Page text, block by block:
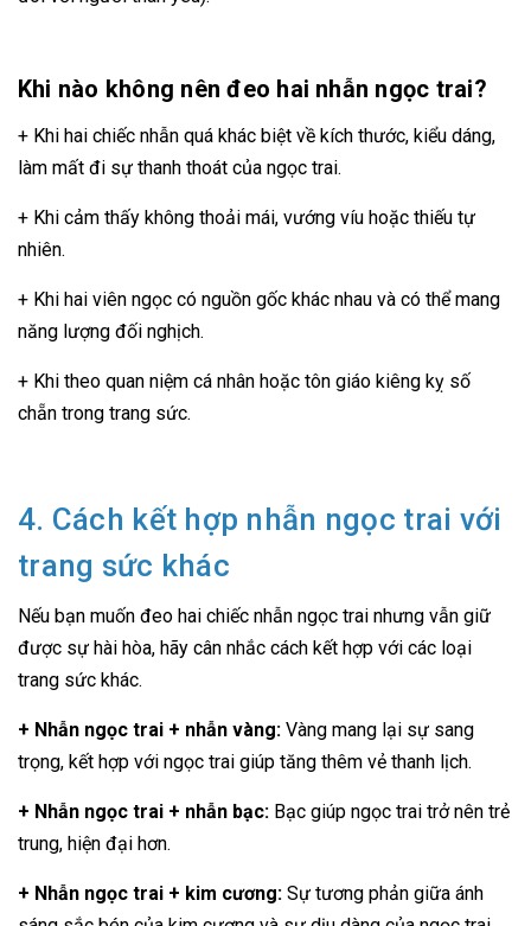
Khi nào không nên đeo hai nhẫn ngọc trai?
+ Khi hai chiếc nhẫn quá khác biệt về kích thước, kiểu dáng,
làm mất đi sự thanh thoát của ngọc trai.
+ Khi cảm thấy không thoải mái, vướng víu hoặc thiếu tự
nhiên.
+ Khi hai viên ngọc có nguồn gốc khác nhau và có thể mang
năng lượng đối nghịch.
+ Khi theo quan niệm cá nhân hoặc tôn giáo kiêng kỵ số
chẵn trong trang sức.
4. Cách kết hợp nhẫn ngọc trai với
trang sức khác
Nếu bạn muốn đeo hai chiếc nhẫn ngọc trai nhưng vẫn giữ
được sự hài hòa, hãy cân nhắc cách kết hợp với các loại
trang sức khác.
+ Nhẫn ngọc trai + nhẫn vàng: Vàng mang lại sự sang
trọng, kết hợp với ngọc trai giúp tăng thêm vẻ thanh lịch.
+ Nhẫn ngọc trai + nhẫn bạc: Bạc giúp ngọc trai trở nên trẻ
trung, hiện đại hơn.
+ Nhẫn ngọc trai + kim cương: Sự tương phản giữa ánh